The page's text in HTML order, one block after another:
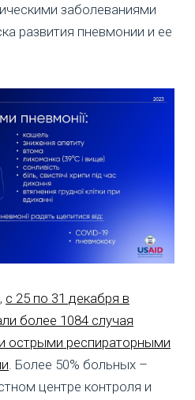
заболеваниями
развития пневмонии и ее
с 25 по 31 декабря в
более 1084 случая
острыми респираторными
. Более 50% больных –
центре контроля и